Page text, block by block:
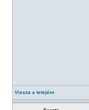
Vissza a tetejére